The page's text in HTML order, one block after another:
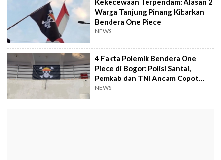
Kekecewaan Terpendam: Alasan 2
Warga Tanjung Pinang Kibarkan
Bendera One Piece
NEWS
4 Fakta Polemik Bendera One
Piece di Bogor: Polisi Santai,
Pemkab dan TNI Ancam Copot
Paksa
NEWS